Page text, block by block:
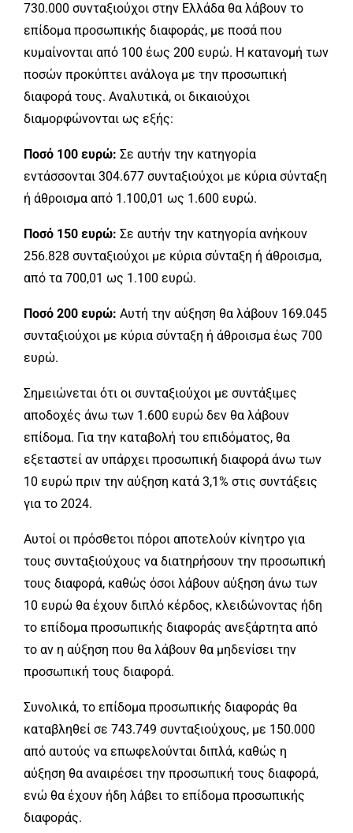
730.000 συνταξιούχοι στην Ελλάδα θα λάβουν το
επίδομα προσωπικής διαφοράς, με ποσά που
κυμαίνονται από 100 έως 200 ευρώ. Η κατανομή των
ποσών προκύπτει ανάλογα με την προσωπική
διαφορά τους. Αναλυτικά, οι δικαιούχοι
διαμορφώνονται ως εξής:
Ποσό 100 ευρώ: Σε αυτήν την κατηγορία
εντάσσονται 304.677 συνταξιούχοι με κύρια σύνταξη
ή άθροισμα από 1.100,01 ως 1.600 ευρώ.
Ποσό 150 ευρώ: Σε αυτήν την κατηγορία ανήκουν
256.828 συνταξιούχοι με κύρια σύνταξη ή άθροισμα,
από τα 700,01 ως 1.100 ευρώ.
Ποσό 200 ευρώ: Αυτή την αύξηση θα λάβουν 169.045
συνταξιούχοι με κύρια σύνταξη ή άθροισμα έως 700
ευρώ.
Σημειώνεται ότι οι συνταξιούχοι με συντάξιμες
αποδοχές άνω των 1.600 ευρώ δεν θα λάβουν
επίδομα. Για την καταβολή του επιδόματος, θα
εξεταστεί αν υπάρχει προσωπική διαφορά άνω των
10 ευρώ πριν την αύξηση κατά 3,1% στις συντάξεις
για το 2024.
Αυτοί οι πρόσθετοι πόροι αποτελούν κίνητρο για
τους συνταξιούχους να διατηρήσουν την προσωπική
τους διαφορά, καθώς όσοι λάβουν αύξηση άνω των
10 ευρώ θα έχουν διπλό κέρδος, κλειδώνοντας ήδη
το επίδομα προσωπικής διαφοράς ανεξάρτητα από
το αν η αύξηση που θα λάβουν θα μηδενίσει την
προσωπική τους διαφορά.
Συνολικά, το επίδομα προσωπικής διαφοράς θα
καταβληθεί σε 743.749 συνταξιούχους, με 150.000
από αυτούς να επωφελούνται διπλά, καθώς η
αύξηση θα αναιρέσει την προσωπική τους διαφορά,
ενώ θα έχουν ήδη λάβει το επίδομα προσωπικής
διαφοράς.